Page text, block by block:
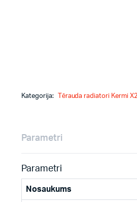
Kategorija: Tērauda radiatori Kermi
Parametri
Parametri
Nosaukums